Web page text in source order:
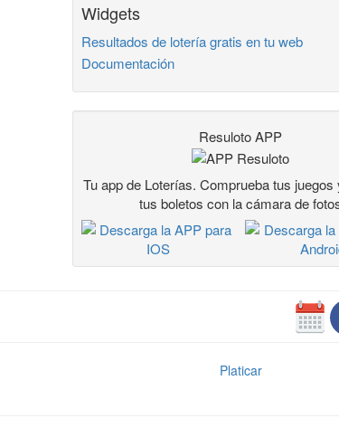
Widgets
Resultados de lotería gratis en tu web
Documentación
Resuloto APP
Tu app de Loterías. Comprueba tus juegos
tus boletos con la cámara de
Platicar